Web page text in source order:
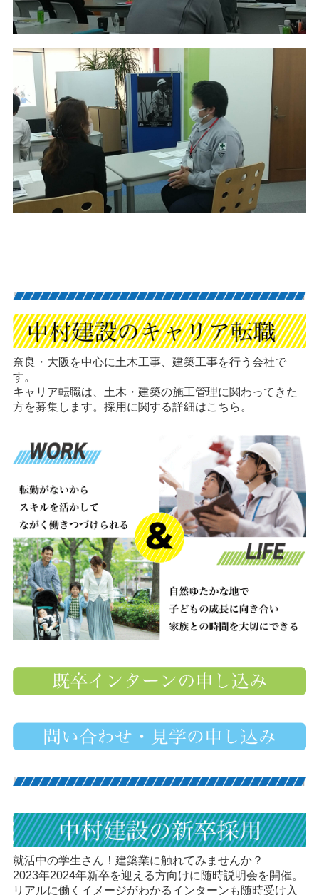
奈良・大阪を中心に土木工事、建築工事を行う会社で
す。
キャリア転職は、土木・建築の施工管理に関わってきた
方を募集します。採用に関する詳細はこちら。
就活中の学生さん！建築業に触れてみませんか？
2023年2024年新卒を迎える方向けに随時説明会を開催。
リアルに働くイメージがわかるインターンも随時受け入